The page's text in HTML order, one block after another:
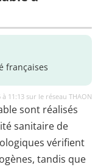
françaises
11:13 sur le réseau THAON
sont réalisés
sanitaire de
vérifient
tandis que